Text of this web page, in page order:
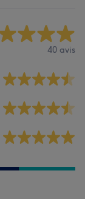
40 avis